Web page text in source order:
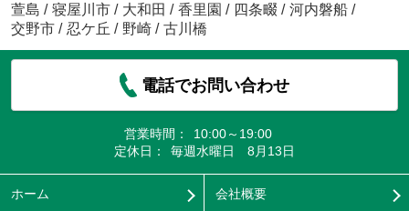
萱島 / 寝屋川市 / 大和田 / 香里園 / 四条畷 / 河内磐船 /
交野市 / 忍ケ丘 / 野崎 / 古川橋
電話でお問い合わせ
営業時間：
10:00～19:00
定休日：
毎週水曜日 8月13日
ホーム 会社概要